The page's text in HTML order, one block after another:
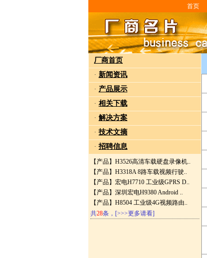
首页
厂商首页
· 新闻资讯
· 产品展示
· 相关下载
· 解决方案
· 技术文摘
· 招聘信息
【产品】 H3526高清车载硬盘录像机..
【产品】 H3318A 8路车载视频行驶..
【产品】 宏电H7710 工业级GPRS D..
【产品】 深圳宏电H9380 Android ..
【产品】 H8504 工业级4G视频路由..
共28条， [>>>更多请看]